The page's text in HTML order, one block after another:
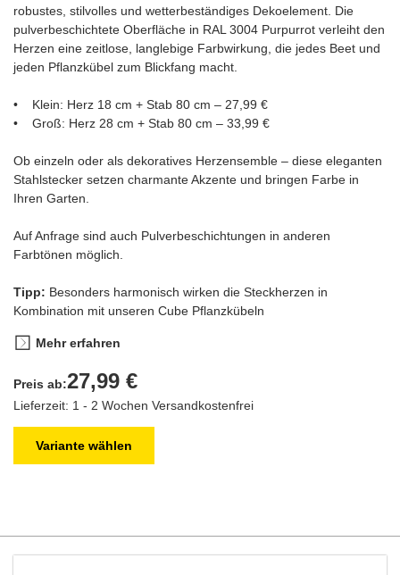
robustes, stilvolles und wetterbeständiges Dekoelement. Die
pulverbeschichtete Oberfläche in RAL 3004 Purpurrot verleiht den
Herzen eine zeitlose, langlebige Farbwirkung, die jedes Beet und
jeden Pflanzkübel zum Blickfang macht.
• Klein: Herz 18 cm + Stab 80 cm – 27,99 €
• Groß: Herz 28 cm + Stab 80 cm – 33,99 €
Ob einzeln oder als dekoratives Herzensemble – diese eleganten
Stahlstecker setzen charmante Akzente und bringen Farbe in
Ihren Garten.
Auf Anfrage sind auch Pulverbeschichtungen in anderen
Farbtönen möglich.
Tipp: Besonders harmonisch wirken die Steckherzen in
Kombination mit unseren Cube Pflanzkübeln
Mehr erfahren
Preis ab:27,99 €
Lieferzeit: 1 - 2 Wochen Versandkostenfrei
Variante wählen